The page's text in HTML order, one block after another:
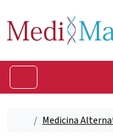
HomeMedicina